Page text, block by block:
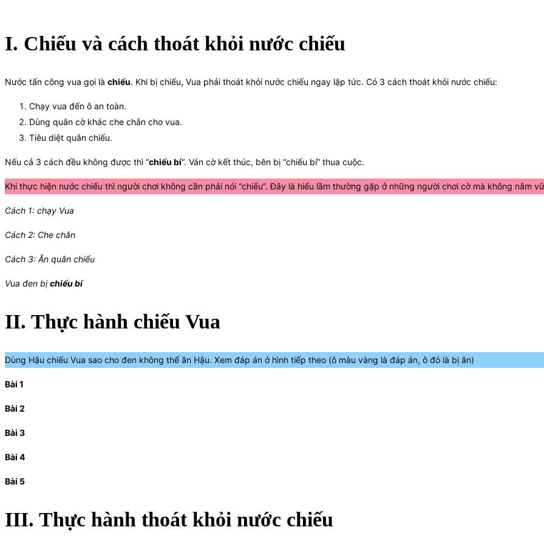
I. Chiếu và cách thoát khỏi nước chiếu
Nước tấn công vua gọi là chiếu. Khi bị chiếu, Vua phải thoát khỏi nước chiếu ngay lập tức. Có 3 cách thoát khỏi nước chiếu:
Chạy vua đến ô an toàn.
Dùng quân cờ khác che chắn cho vua.
Tiêu diệt quân chiếu.
Nếu cả 3 cách đều không được thì “chiếu bí“. Ván cờ kết thúc, bên bị “chiếu bí” thua cuộc.
Khi thực hiện nước chiếu thì người chơi không cần phải nói “chiếu”. Đây là hiểu lầm thường gặp ở những người chơi cờ mà không nắm
Cách 1: chạy Vua
Cách 2: Che chắn
Cách 3: Ăn quân chiếu
Vua đen bịchiếu bí
II. Thực hành chiếu Vua
Dùng Hậu chiếu Vua sao cho đen không thể ăn Hậu. Xem đáp án ở hình tiếp theo (ô màu vàng là đáp án, ô đỏ là bị ăn)
Bài 1
Bài 2
Bài 3
Bài 4
Bài 5
III. Thực hành thoát khỏi nước chiếu